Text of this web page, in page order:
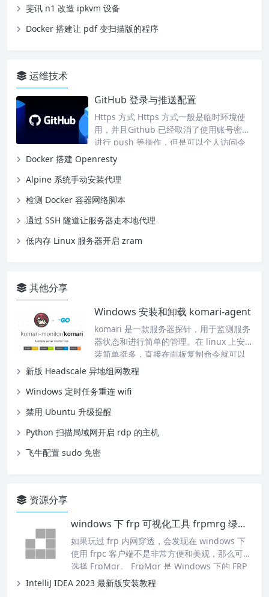
斐讯 n1 改造 ipkvm 设备
Docker 搭建让 pdf 变扫描版的程序
运维技术
GitHub 登录与推送配置
Https 方式 Https 方式一般是临时环境使
用，并且Github 已经取消了使用账号密码
进行 push 等操作，但是可以个人访问令
牌（PAT）代替密码。 生成 token 方式如
下： 登录 GitHub，点击右上角头像 -> Se
ttings。 滚动到左侧菜单最下方，点击 De
tokens -> Tokens (cla…
Docker 搭建 Openresty
Alpine 系统手动安装代理
检测 Docker 容器网络脚本
通过 SSH 隧道让服务器走本地代理
低内存 Linux 服务器开启 zram
其他分享
Windows 安装和卸载 komari-agent
komari 是一款服务器探针，用于监测服务
器状态和进行简单的管理。在 linux 上安
装简单挺多，直接在面板复制命令就可以
安装，windows 安装会稍微复杂一点。 安
n， powershell 管理员权限执行： power
pass -Command "iwr &#…
新版 Headscale 异地组网教程
Windows 定时任务重连 wifi
禁用 Ubuntu 升级提醒
Python 扫描局域网开启 rdp 的主机
飞牛配置 sudo 免密
资源分享
windows 下 frp 可视化工具 frpmrg 绿色便携版
如果玩过 frp 内网穿透，会发现在 windo
ws 下使用 frpc 客户端不是非常方便和美
观，那么可以选择 FrpMgr。 FrpMgr 是
Windows 下的 FRP GUI 客户端。它具有
IntelliJ IDEA 2023 最新版安装教程